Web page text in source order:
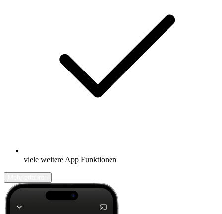
viele weitere App Funktionen